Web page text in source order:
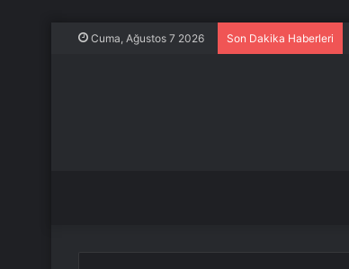
Cuma, Ağustos 7 2026 Son Dakika Haberleri